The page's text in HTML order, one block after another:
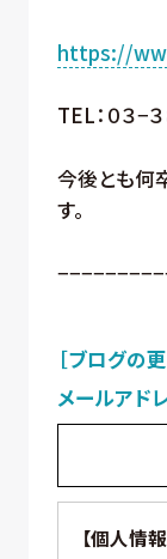
https://
TEL：０３−
今後とも何
す。
［ブログの
メールアド
【個人情